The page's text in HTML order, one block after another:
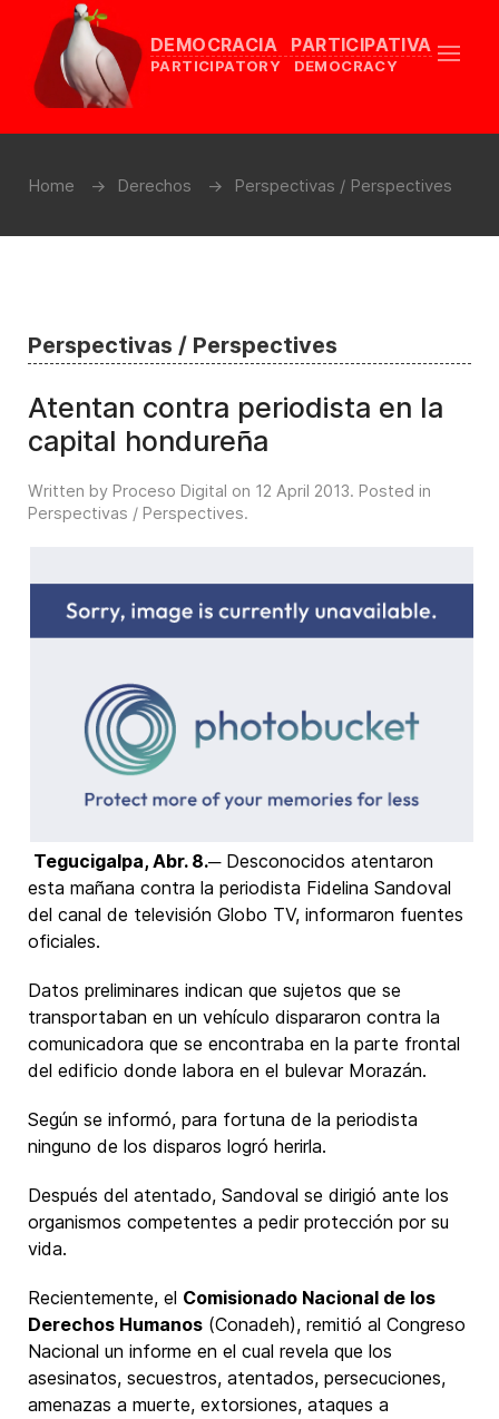
DEMOCRACIA PARTICIPATIVA
PARTICIPATORY DEMOCRACY
Home Derechos Perspectivas / Perspectives
Perspectivas / Perspectives
Atentan contra periodista en la
capital hondureña
Written by Proceso Digital on 12 April 2013. Posted in
Perspectivas / Perspectives.
Tegucigalpa, Abr. 8.─ Desconocidos atentaron
esta mañana contra la periodista Fidelina Sandoval
del canal de televisión Globo TV, informaron fuentes
oficiales.
Datos preliminares indican que sujetos que se
transportaban en un vehículo dispararon contra la
comunicadora que se encontraba en la parte frontal
del edificio donde labora en el bulevar Morazán.
Según se informó, para fortuna de la periodista
ninguno de los disparos logró herirla.
Después del atentado, Sandoval se dirigió ante los
organismos competentes a pedir protección por su
vida.
Recientemente, el Comisionado Nacional de los
Derechos Humanos (Conadeh), remitió al Congreso
Nacional un informe en el cual revela que los
asesinatos, secuestros, atentados, persecuciones,
amenazas a muerte, extorsiones, ataques a